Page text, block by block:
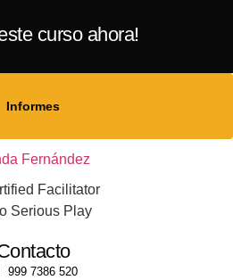
curso ahora!
Informes
999 7386 520